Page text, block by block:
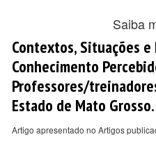
Saiba
Contextos, Situações e
Conhecimento
Professores/
Estado de Mato Grosso.
Artigo apresentado no Artigos